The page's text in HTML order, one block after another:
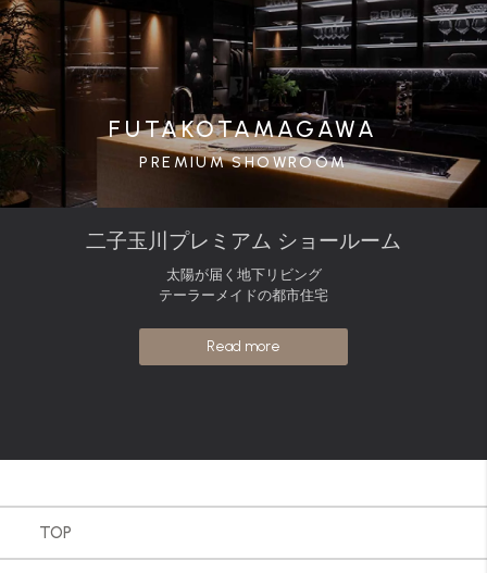
FUTAKOTAMAGAWA
PREMIUM SHOWROOM
二子玉川プレミアム ショールーム
太陽が届く地下リビング
テーラーメイドの都市住宅
Read more
TOP